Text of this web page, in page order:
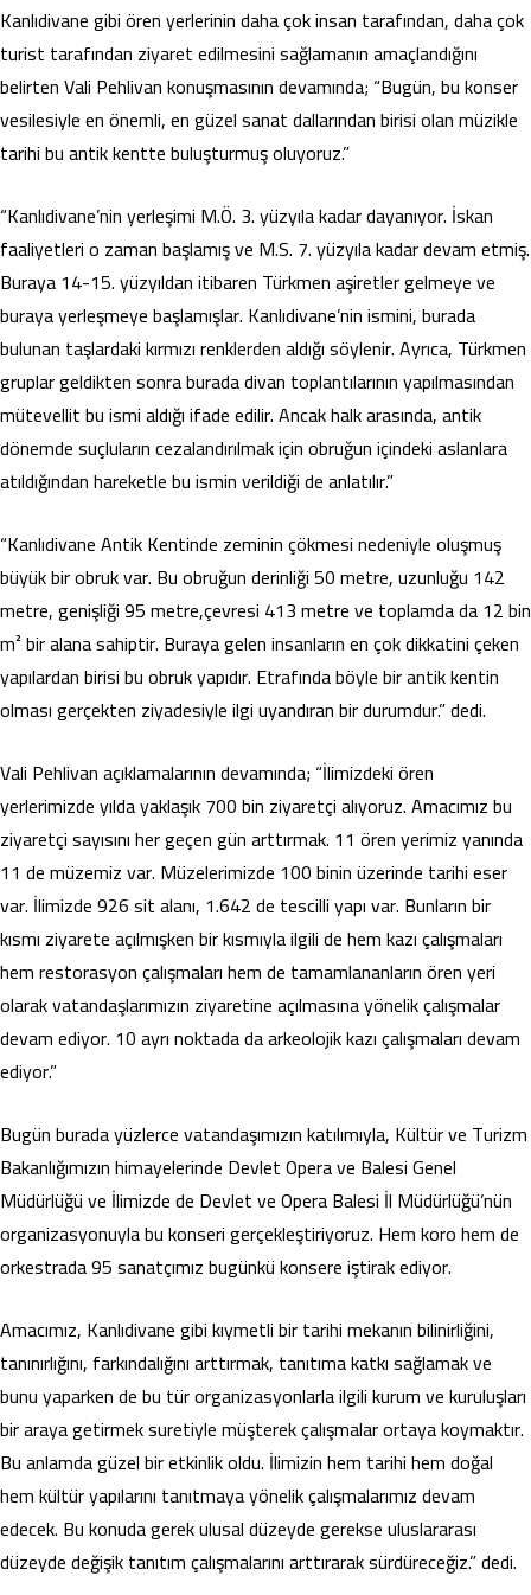
Kanlıdivane gibi ören yerlerinin daha çok insan tarafından, daha çok
turist tarafından ziyaret edilmesini sağlamanın amaçlandığını
belirten Vali Pehlivan konuşmasının devamında; “Bugün, bu konser
vesilesiyle en önemli, en güzel sanat dallarından birisi olan müzikle
tarihi bu antik kentte buluşturmuş oluyoruz.”
“Kanlıdivane’nin yerleşimi M.Ö. 3. yüzyıla kadar dayanıyor. İskan
faaliyetleri o zaman başlamış ve M.S. 7. yüzyıla kadar devam etmiş.
Buraya 14-15. yüzyıldan itibaren Türkmen aşiretler gelmeye ve
buraya yerleşmeye başlamışlar. Kanlıdivane’nin ismini, burada
bulunan taşlardaki kırmızı renklerden aldığı söylenir. Ayrıca, Türkmen
gruplar geldikten sonra burada divan toplantılarının yapılmasından
mütevellit bu ismi aldığı ifade edilir. Ancak halk arasında, antik
dönemde suçluların cezalandırılmak için obruğun içindeki aslanlara
atıldığından hareketle bu ismin verildiği de anlatılır.”
“Kanlıdivane Antik Kentinde zeminin çökmesi nedeniyle oluşmuş
büyük bir obruk var. Bu obruğun derinliği 50 metre, uzunluğu 142
metre, genişliği 95 metre,çevresi 413 metre ve toplamda da 12 bin
m² bir alana sahiptir. Buraya gelen insanların en çok dikkatini çeken
yapılardan birisi bu obruk yapıdır. Etrafında böyle bir antik kentin
olması gerçekten ziyadesiyle ilgi uyandıran bir durumdur.” dedi.
Vali Pehlivan açıklamalarının devamında; “İlimizdeki ören
yerlerimizde yılda yaklaşık 700 bin ziyaretçi alıyoruz. Amacımız bu
ziyaretçi sayısını her geçen gün arttırmak. 11 ören yerimiz yanında
11 de müzemiz var. Müzelerimizde 100 binin üzerinde tarihi eser
var. İlimizde 926 sit alanı, 1.642 de tescilli yapı var. Bunların bir
kısmı ziyarete açılmışken bir kısmıyla ilgili de hem kazı çalışmaları
hem restorasyon çalışmaları hem de tamamlananların ören yeri
olarak vatandaşlarımızın ziyaretine açılmasına yönelik çalışmalar
devam ediyor. 10 ayrı noktada da arkeolojik kazı çalışmaları devam
ediyor.”
Bugün burada yüzlerce vatandaşımızın katılımıyla, Kültür ve Turizm
Bakanlığımızın himayelerinde Devlet Opera ve Balesi Genel
Müdürlüğü ve İlimizde de Devlet ve Opera Balesi İl Müdürlüğü’nün
organizasyonuyla bu konseri gerçekleştiriyoruz. Hem koro hem de
orkestrada 95 sanatçımız bugünkü konsere iştirak ediyor.
Amacımız, Kanlıdivane gibi kıymetli bir tarihi mekanın bilinirliğini,
tanınırlığını, farkındalığını arttırmak, tanıtıma katkı sağlamak ve
bunu yaparken de bu tür organizasyonlarla ilgili kurum ve kuruluşları
bir araya getirmek suretiyle müşterek çalışmalar ortaya koymaktır.
Bu anlamda güzel bir etkinlik oldu. İlimizin hem tarihi hem doğal
hem kültür yapılarını tanıtmaya yönelik çalışmalarımız devam
edecek. Bu konuda gerek ulusal düzeyde gerekse uluslararası
düzeyde değişik tanıtım çalışmalarını arttırarak sürdüreceğiz.” dedi.